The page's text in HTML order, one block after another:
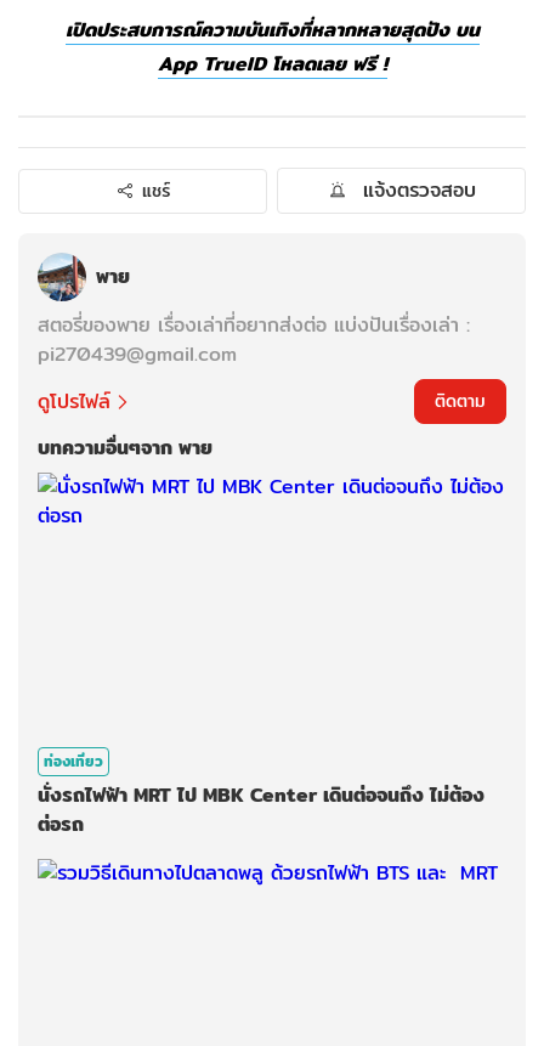
เปิดประสบการณ์ความบันเทิงที่หลากหลายสุดปัง บน
App TrueID โหลดเลย ฟรี !
แชร์ แจ้งตรวจสอบ
พาย
สตอรี่ของพาย เรื่องเล่าที่อยากส่งต่อ แบ่งปันเรื่องเล่า :
pi270439@gmail.com
ดูโปรไฟล์
ติดตาม
บทความอื่นๆจาก พาย
ท่องเที่ยว
นั่งรถไฟฟ้า MRT ไป MBK Center เดินต่อจนถึง ไม่ต้อง
ต่อรถ